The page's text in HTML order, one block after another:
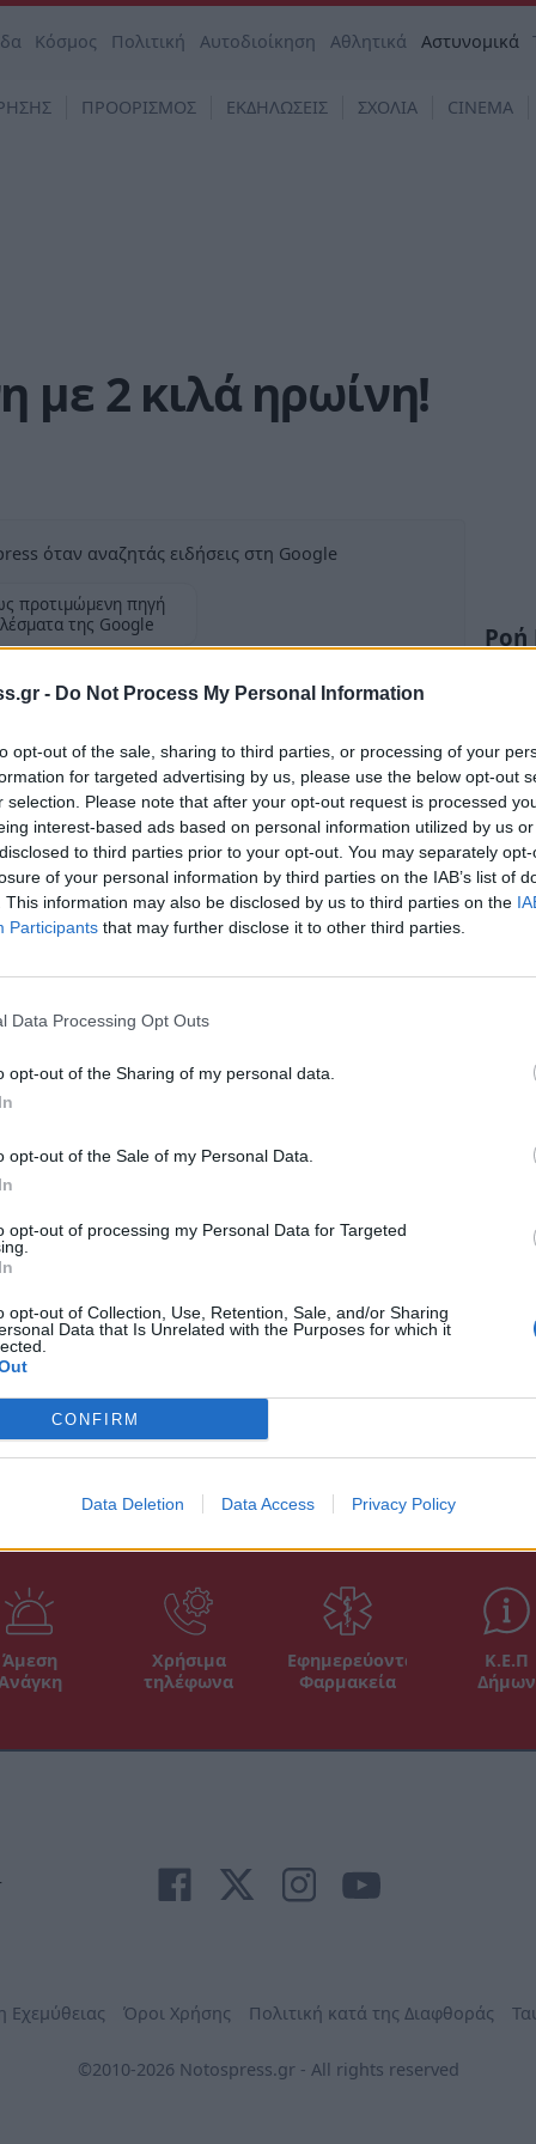
- Do Not Process My Personal Information
opt-out of the sale, sharing to third parties, or processing of your
for targeted advertising by us, please use the below opt-out
selection. Please note that after your opt-out request is processed
interest-based ads based on personal information utilized by us
to third parties prior to your opt-out. You may separately
of your personal information by third parties on the IAB’s list of
This information may also be disclosed by us to third parties on the
Participants that may further disclose it to other third parties.
Data Processing Opt Outs
opt-out of the Sharing of my personal data.
opt-out of the Sale of my Personal Data.
opt-out of processing my Personal Data for Targeted
opt-out of Collection, Use, Retention, Sale, and/or Sharing
Data that Is Unrelated with the Purposes for which it
CONFIRM
Data Deletion Data Access Privacy Policy
Κόσμος Πολιτική Αυτοδιοίκηση Αθλητικά Αστυνομικά
ΠΡΟΟΡΙΣΜΟΣ ΕΚΔΗΛΩΣΕΙΣ ΣΧΟΛΙΑ CINEMA
με 2 κιλά ηρωίνη!
όταν αναζητάς ειδήσεις στη Google
προτιμώμενη πηγή
της Google
Κορινθία
Εξαμίλια Κορινθίας, από αστυνομικούς του
ημεδαπή, η οποία κατηγορείται για
επιχείρηση του Τμήματος Ασφαλείας
όχημα, το οποίο οδηγούσε η 45χρονη.
όχημα, βρέθηκαν επιμελώς κρυμμένες έξι
βάρους 1.950 γραμμαρίων, οι
μέσο τέλεσης αξιόποινων πράξεων,
Πλημμελειοδικών Κορίνθου.
έργο, διενεργούνται από το Τμήμα
Ροή
τις
23:19
Ο
έως
38
Άμεση
Χρήσιμα
τηλέφωνα
Εφημερεύοντα
Φαρμακεία
Κ.Ε.Π
Δήμων
Εχεμύθειας Όροι Χρήσης Πολιτική κατά της Διαφθοράς
©2010-2026 Notospress.gr - All rights reserved